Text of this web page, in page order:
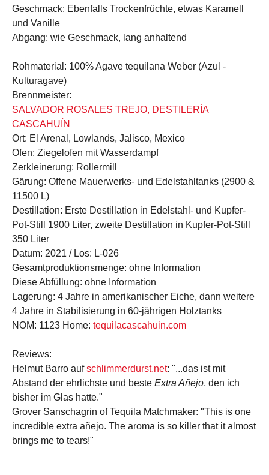
Geschmack: Ebenfalls Trockenfrüchte, etwas Karamell
und Vanille
Abgang: wie Geschmack, lang anhaltend
Rohmaterial: 100% Agave tequilana Weber (Azul -
Kulturagave)
Brennmeister:
SALVADOR ROSALES TREJO, DESTILERÍA
CASCAHUÍN
Ort: El Arenal, Lowlands, Jalisco, Mexico
Ofen: Ziegelofen mit Wasserdampf
Zerkleinerung: Rollermill
Gärung: Offene Mauerwerks- und Edelstahltanks (2900 &
11500 L)
Destillation: Erste Destillation in Edelstahl- und Kupfer-
Pot-Still 1900 Liter, zweite Destillation in Kupfer-Pot-Still
350 Liter
Datum: 2021 / Los: L-026
Gesamtproduktionsmenge: ohne Information
Diese Abfüllung: ohne Information
Lagerung: 4 Jahre in amerikanischer Eiche, dann weitere
4 Jahre in Stabilisierung in 60-jährigen Holztanks
NOM: 1123 Home: tequilacascahuin.com
Reviews:
Helmut Barro aufschlimmerdurst.net: "...das ist mit
Abstand der ehrlichste und beste Extra Añejo, den ich
bisher im Glas hatte."
Grover Sanschagrin of Tequila Matchmaker: "This is one
incredible extra añejo. The aroma is so killer that it almost
brings me to tears!"